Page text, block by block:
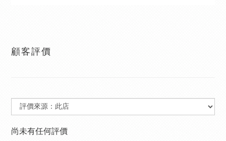
顧客評價
尚未有任何評價